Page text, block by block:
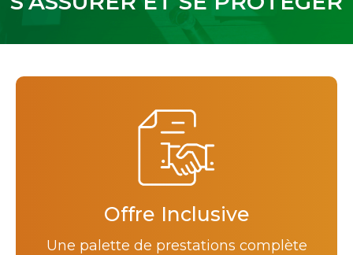
Offre Inclusive
Une palette de prestations complète